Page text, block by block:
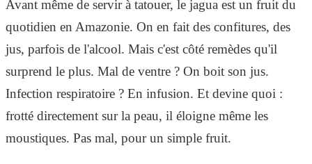
Avant même de servir à tatouer, le jagua est un fruit du
quotidien en Amazonie. On en fait des confitures, des
jus, parfois de l'alcool. Mais c'est côté remèdes qu'il
surprend le plus. Mal de ventre ? On boit son jus.
Infection respiratoire ? En infusion. Et devine quoi :
frotté directement sur la peau, il éloigne même les
moustiques. Pas mal, pour un simple fruit.